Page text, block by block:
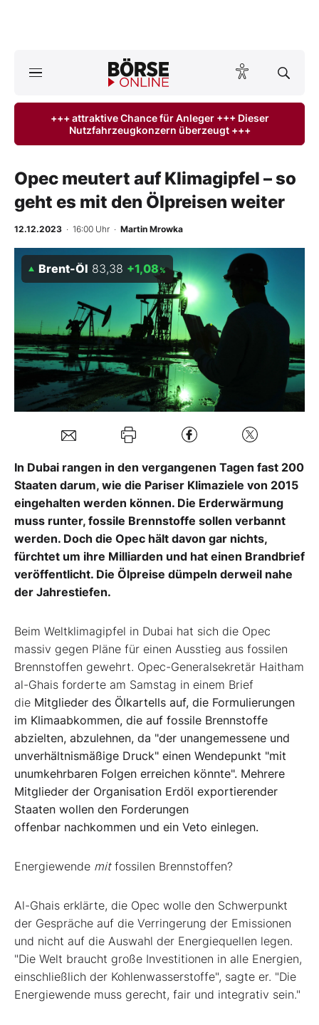
Anlageprodukte
Abo & Shop
Experten
Mein B:O
Mein Konto
Folgen Sie uns
+++ attraktive Chance für Anleger +++ Dieser
Nutzfahrzeugkonzern überzeugt +++
Opec meutert auf Klimagipfel – so
geht es mit den Ölpreisen weiter
12.12.2023 · 16:00 Uhr · Martin Mrowka
Brent-Öl 83,38 +1,08%
In Dubai rangen in den vergangenen Tagen fast 200
Staaten darum, wie die Pariser Klimaziele von 2015
eingehalten werden können. Die Erderwärmung
muss runter, fossile Brennstoffe sollen verbannt
werden. Doch die Opec hält davon gar nichts,
fürchtet um ihre Milliarden und hat einen Brandbrief
veröffentlicht. Die Ölpreise dümpeln derweil nahe
der Jahrestiefen.
Beim Weltklimagipfel in Dubai hat sich die Opec
massiv gegen Pläne für einen Ausstieg aus fossilen
Brennstoffen gewehrt. Opec-Generalsekretär Haitham
al-Ghais forderte am Samstag in einem Brief
die Mitglieder des Ölkartells auf, die Formulierungen
im Klimaabkommen, die auf fossile Brennstoffe
abzielten, abzulehnen, da "der unangemessene und
unverhältnismäßige Druck" einen Wendepunkt "mit
unumkehrbaren Folgen erreichen könnte". Mehrere
Mitglieder der Organisation Erdöl exportierender
Staaten wollen den Forderungen
offenbar nachkommen und ein Veto einlegen.
Energiewende mitfossilen Brennstoffen?
Al-Ghais erklärte, die Opec wolle den Schwerpunkt
der Gespräche auf die Verringerung der Emissionen
und nicht auf die Auswahl der Energiequellen legen.
"Die Welt braucht große Investitionen in alle Energien,
einschließlich der Kohlenwasserstoffe", sagte er. "Die
Energiewende muss gerecht, fair und integrativ sein."